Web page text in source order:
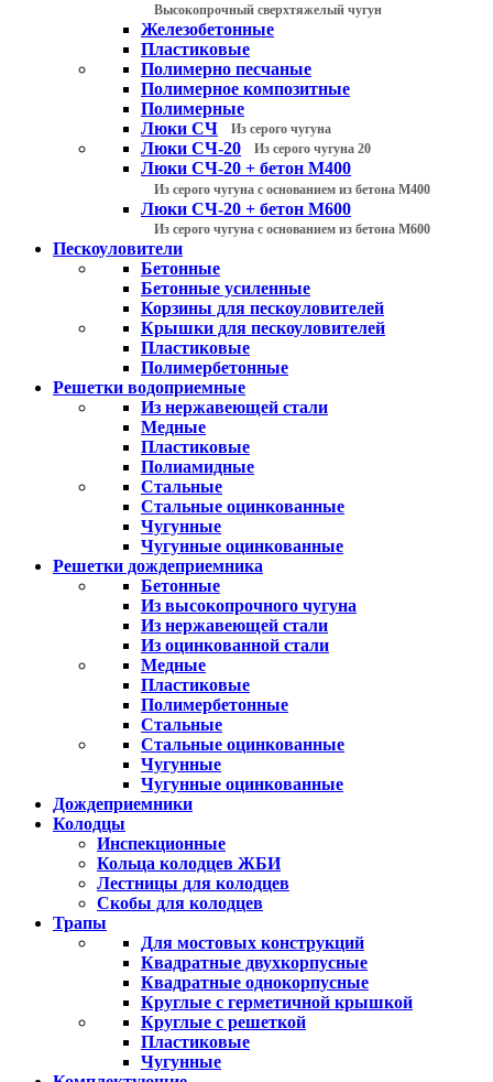
Высокопрочный сверхтяжелый чугун
Железобетонные
Пластиковые
Полимерно песчаные
Полимерное композитные
Полимерные
Люки СЧ
Из серого чугуна
Люки СЧ-20 Из серого чугуна 20
Люки СЧ-20 + бетон М400
Из серого чугуна с основанием из бетона М400
Люки СЧ-20 + бетон М600
Из серого чугуна с основанием из бетона М600
Пескоуловители
Бетонные
Бетонные усиленные
Корзины для пескоуловителей
Крышки для пескоуловителей
Пластиковые
Полимербетонные
Решетки водоприемные
Из нержавеющей стали
Медные
Пластиковые
Полиамидные
Стальные
Стальные оцинкованные
Чугунные
Чугунные оцинкованные
Решетки дождеприемника
Бетонные
Из высокопрочного чугуна
Из нержавеющей стали
Из оцинкованной стали
Медные
Пластиковые
Полимербетонные
Стальные
Стальные оцинкованные
Чугунные
Чугунные оцинкованные
Дождеприемники
Колодцы
Инспекционные
Кольца колодцев ЖБИ
Лестницы для колодцев
Скобы для колодцев
Трапы
Для мостовых конструкций
Квадратные двухкорпусные
Квадратные однокорпусные
Круглые с герметичной крышкой
Круглые с решеткой
Пластиковые
Чугунные